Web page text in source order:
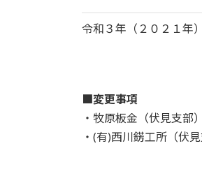
日
令和３年（２０２１年
■変更事項
・牧原板金（伏見支
・(有)西川錺工所（伏